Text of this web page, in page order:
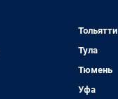
Тольятти
Тула
Тюмень
Уфа